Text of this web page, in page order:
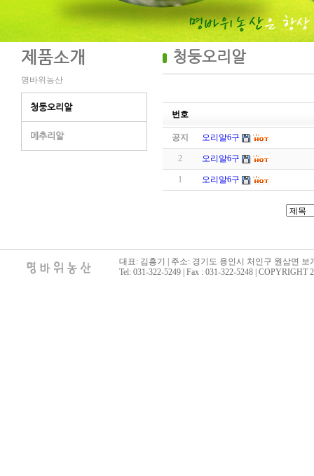
제품소개
명바위농산
청둥오리알
메추리알
청둥오리알
번호
공지 오리알6구
2 오리알6구
1 오리알6구
대표: 김흥기 | 주소: 경기도 용인시 처인구 원삼면 보
Tel: 031-322-5249 | Fax : 031-322-5248 |